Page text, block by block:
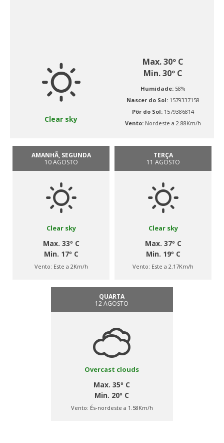
Clear sky
Max. 30º C
Min. 30º C
Humidade: 58%
Nascer do Sol: 1579337158
Pôr do Sol: 1579386814
Vento: Nordeste a 2.88Km/h
AMANHÃ, SEGUNDA
10 AGOSTO
Clear sky
Max. 33º C
Min. 17º C
Vento: Este a 2Km/h
TERÇA
11 AGOSTO
Clear sky
Max. 37º C
Min. 19º C
Vento: Este a 2.17Km/h
QUARTA
12 AGOSTO
Overcast clouds
Max. 35º C
Min. 20º C
Vento: És-nordeste a 1.58Km/h